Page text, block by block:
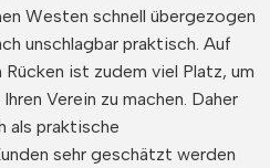
Westen schnell übergezogen
unschlagbar praktisch. Auf
ist zudem viel Platz, um
Verein zu machen. Daher
als praktische
sehr geschätzt werden